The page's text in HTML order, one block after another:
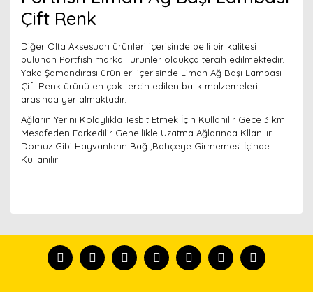
Çift Renk
Diğer Olta Aksesuarı ürünleri içerisinde belli bir kalitesi
bulunan Portfish markalı ürünler oldukça tercih edilmektedir.
Yaka Şamandırası ürünleri içerisinde Liman Ağ Başı Lambası
Çift Renk ürünü en çok tercih edilen balık malzemeleri
arasında yer almaktadır.
Ağların Yerini Kolaylıkla Tesbit Etmek İçin Kullanılır Gece 3 km
Mesafeden Farkedilir Genellikle Uzatma Ağlarında Kllanılır
Domuz Gibi Hayvanların Bağ ,Bahçeye Girmemesi İçinde
Kullanılır
tanısın.
formunu kullanarak tarafımıza iletebilirsiniz.
Görüş ve önerileriniz için teşekkür ederiz.